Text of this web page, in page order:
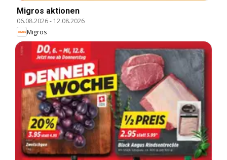
Migros aktionen
06.08.2026- 12.08.2026
Migros